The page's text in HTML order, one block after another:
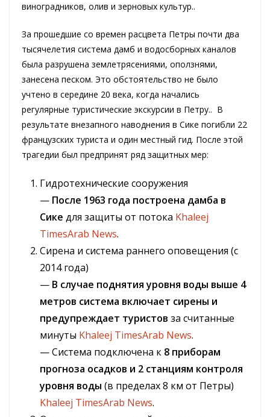
виноградников, олив и зерновых культур..
За прошедшие со времен расцвета Петры почти два
тысячелетия система дамб и водосборных каналов
была разрушена землетрясениями, оползнями,
занесена песком. Это обстоятельство не было
учтено в середине 20 века, когда начались
регулярные туристические экскурсии в Петру.. В
результате внезапного наводнения в Сике погибли 22
французских туриста и один местный гид. После этой
трагедии был предпринят ряд защитных мер:
Гидротехнические сооружения
— После 1963 года построена дамба в
Сике для защиты от потока Khaleej
TimesArab News.
Сирена и система раннего оповещения (с
2014 года)
— В случае поднятия уровня воды выше 4
метров система включает сирены и
предупреждает туристов за считанные
минуты Khaleej TimesArab News.
— Система подключена к 8 приборам
прогноза осадков и 2 станциям контроля
уровня воды (в пределах 8 км от Петры)
Khaleej TimesArab News.